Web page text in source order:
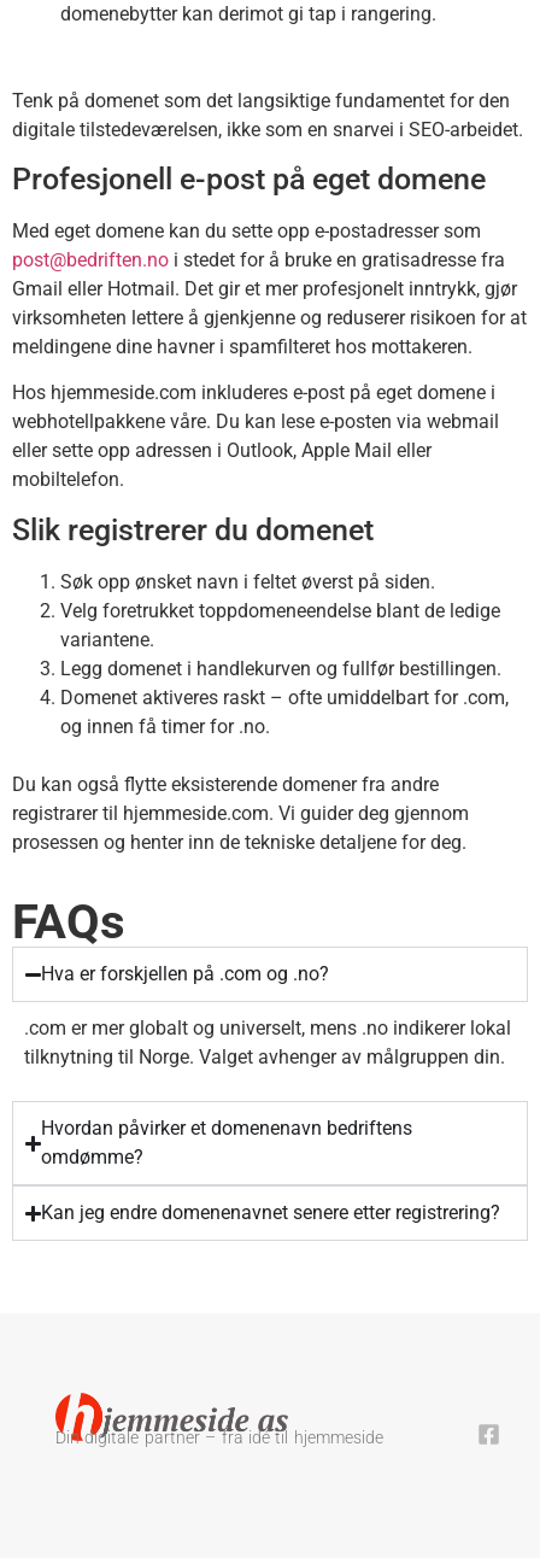
domenebytter kan derimot gi tap i rangering.
Tenk på domenet som det langsiktige fundamentet for den
digitale tilstedeværelsen, ikke som en snarvei i SEO-arbeidet.
Profesjonell e-post på eget domene
Med eget domene kan du sette opp e-postadresser som
post@bedriften.no i stedet for å bruke en gratisadresse fra
Gmail eller Hotmail. Det gir et mer profesjonelt inntrykk, gjør
virksomheten lettere å gjenkjenne og reduserer risikoen for at
meldingene dine havner i spamfilteret hos mottakeren.
Hos hjemmeside.com inkluderes e-post på eget domene i
webhotellpakkene våre. Du kan lese e-posten via webmail
eller sette opp adressen i Outlook, Apple Mail eller
mobiltelefon.
Slik registrerer du domenet
Søk opp ønsket navn i feltet øverst på siden.
Velg foretrukket toppdomeneendelse blant de ledige
variantene.
Legg domenet i handlekurven og fullfør bestillingen.
Domenet aktiveres raskt – ofte umiddelbart for .com,
og innen få timer for .no.
Du kan også flytte eksisterende domener fra andre
registrarer til hjemmeside.com. Vi guider deg gjennom
prosessen og henter inn de tekniske detaljene for deg.
FAQs
Hva er forskjellen på .com og .no?
.com er mer globalt og universelt, mens .no indikerer lokal
tilknytning til Norge. Valget avhenger av målgruppen din.
Hvordan påvirker et domenenavn bedriftens
omdømme?
Kan jeg endre domenenavnet senere etter registrering?
Din digitale partner – fra idé til hjemmeside